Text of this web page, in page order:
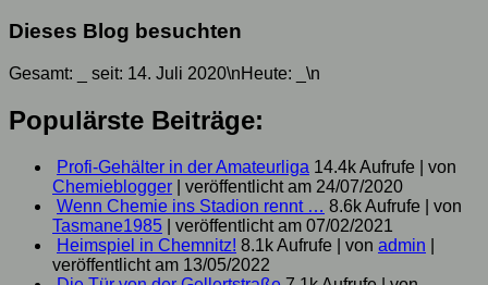
Dieses Blog besuchten
Gesamt: seit: 14. Juli 2020\nHeute: \n
Populärste Beiträge:
Profi-Gehälter in der Amateurliga 14.4k Aufrufe
von
Chemieblogger
veröffentlicht am 24/07/2020
Wenn Chemie ins Stadion rennt … 8.6k Aufrufe
von
Tasmane1985
veröffentlicht am 07/02/2021
Heimspiel in Chemnitz! 8.1k Aufrufe von admin
veröffentlicht am 13/05/2022